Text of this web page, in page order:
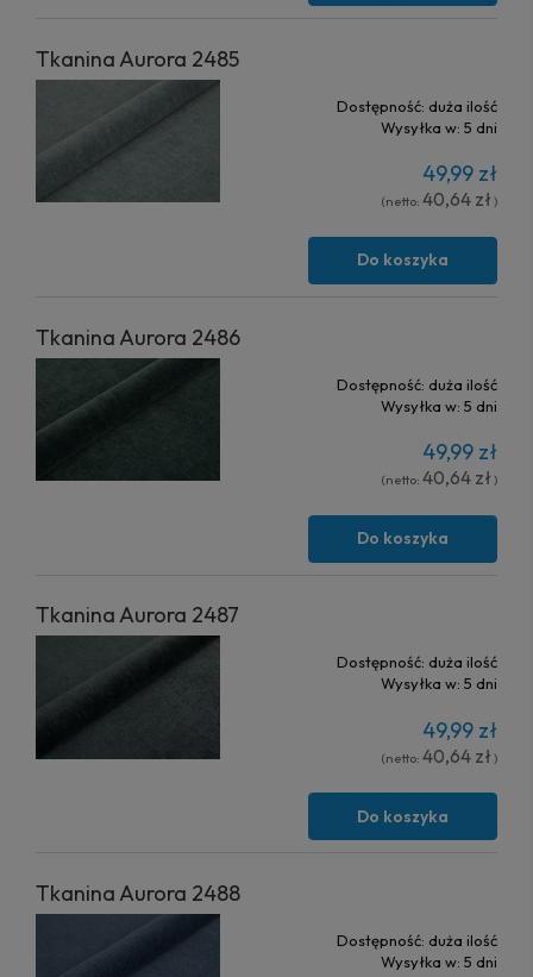
Tkanina Aurora 2485
Dostępność: duża ilość
Wysyłka w: 5 dni
49,99 zł
(netto: 40,64 zł )
Do koszyka
Tkanina Aurora 2486
Dostępność: duża ilość
Wysyłka w: 5 dni
49,99 zł
(netto: 40,64 zł )
Do koszyka
Tkanina Aurora 2487
Dostępność: duża ilość
Wysyłka w: 5 dni
49,99 zł
(netto: 40,64 zł )
Do koszyka
Tkanina Aurora 2488
Dostępność: duża ilość
Wysyłka w: 5 dni